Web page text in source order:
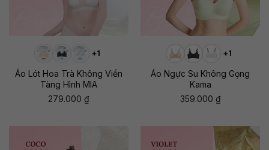
+1
Áo Lót Hoa Trà Không Viền
Tàng Hình MIA
279.000 ₫
+1
Áo Ngực Su Không Gọng
Kama
359.000 ₫